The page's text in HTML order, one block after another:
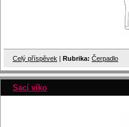
Celý příspěvek | Rubrika: Čerpadlo
Sací víko